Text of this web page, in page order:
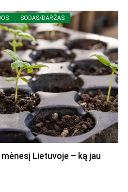
SODAS/DARŽAS
Lietuvoje – ką jau